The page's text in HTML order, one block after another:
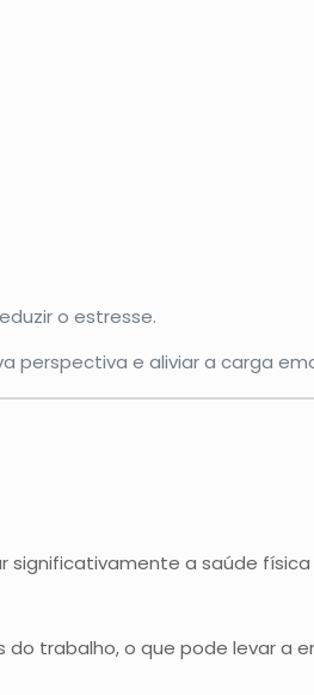
o estresse.
perspectiva e aliviar a carga
a saúde física
trabalho, o que pode levar a